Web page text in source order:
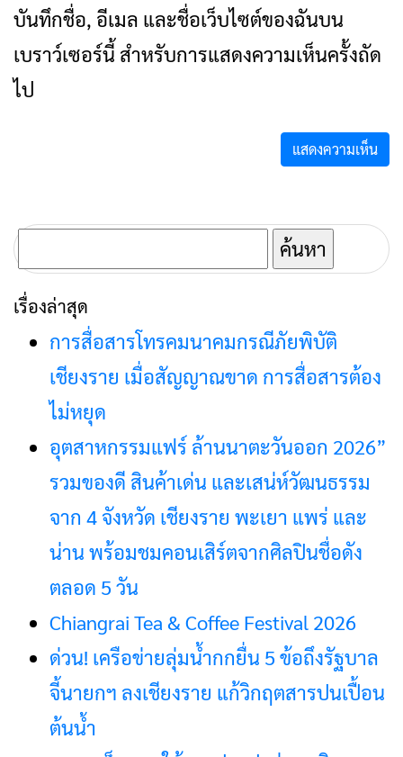
บันทึกชื่อ, อีเมล และชื่อเว็บไซต์ของฉันบน
เบราว์เซอร์นี้ สำหรับการแสดงความเห็นครั้งถัด
ไป
ค้นหา
สำหรับ:
เรื่องล่าสุด
การสื่อสารโทรคมนาคมกรณีภัยพิบัติ
เชียงราย เมื่อสัญญาณขาด การสื่อสารต้อง
ไม่หยุด
อุตสาหกรรมแฟร์ ล้านนาตะวันออก 2026”
รวมของดี สินค้าเด่น และเสน่ห์วัฒนธรรม
จาก 4 จังหวัด เชียงราย พะเยา แพร่ และ
น่าน พร้อมชมคอนเสิร์ตจากศิลปินชื่อดัง
ตลอด 5 วัน
Chiangrai Tea & Coffee Festival 2026
ด่วน! เครือข่ายลุ่มน้ำกกยื่น 5 ข้อถึงรัฐบาล
จี้นายกฯ ลงเชียงราย แก้วิกฤตสารปนเปื้อน
ต้นน้ำ